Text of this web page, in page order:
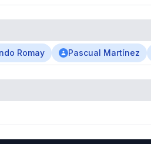
Romay Pascual Martínez